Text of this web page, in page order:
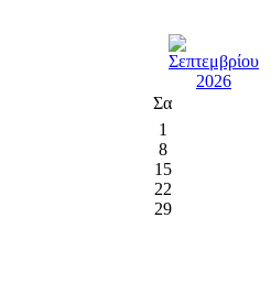
Σα
1
8
15
22
29